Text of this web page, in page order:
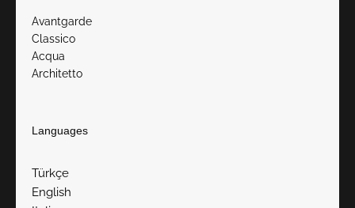
Avantgarde
Classico
Acqua
Architetto
Languages
Türkçe
English